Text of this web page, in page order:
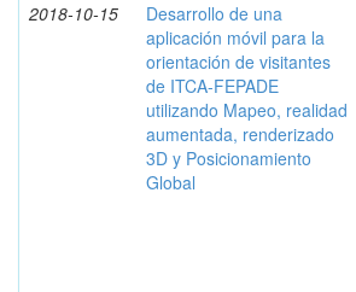
2018-10-15
Desarrollo de una
aplicación móvil para la
orientación de visitantes
de ITCA-FEPADE
utilizando Mapeo, realidad
aumentada, renderizado
3D y Posicionamiento
Global